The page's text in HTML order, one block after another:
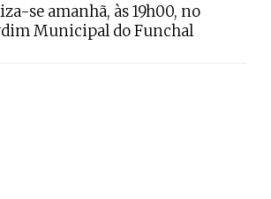
se amanhã, às 19h00, no
Municipal do Funchal